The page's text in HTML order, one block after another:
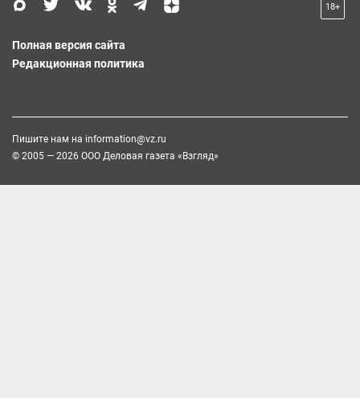
18+
Полная версия сайта
Редакционная политика
Пишите нам на information@vz.ru
© 2005 — 2026 ООО Деловая газета «Взгляд»